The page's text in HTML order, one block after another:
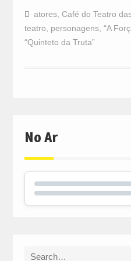
atores, Café do Teatro
teatro, personagens, “A
“Quinteto da Truta”
No Ar
Search